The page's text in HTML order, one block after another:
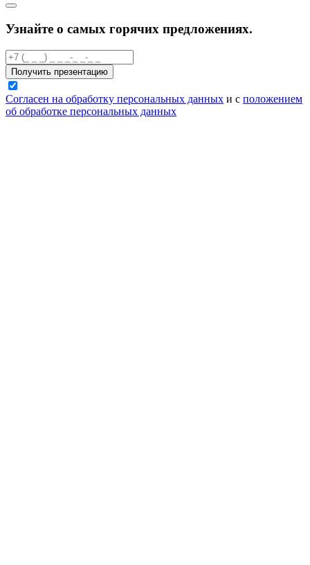
Узнайте о самых горячих предложениях.
Получить презентацию
Согласен на обработку персональных данных и с положением
об обработке персональных данных